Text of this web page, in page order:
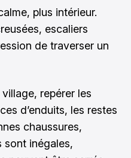
plus intérieur.
escaliers
de traverser un
repérer les
d’enduits, les restes
chaussures,
sont inégales,